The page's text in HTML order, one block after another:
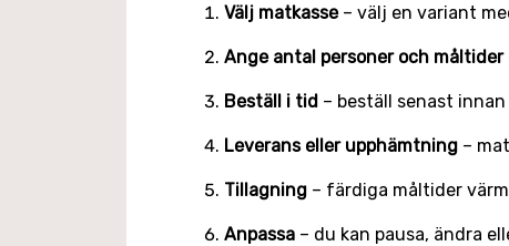
Välj matkasse– välj en variant
Ange antal personer och måltider
Beställ i tid – beställ senast
Leverans eller upphämtning –
Tillagning – färdiga måltider
Anpassa – du kan pausa, ändra